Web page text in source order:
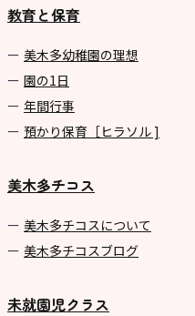
教育と保育
美⽊多幼稚園の理想
園の1⽇
年間⾏事
預かり保育［ヒラソル ]
美木多チコス
美⽊多チコスについて
美⽊多チコスブログ
未就園児クラス